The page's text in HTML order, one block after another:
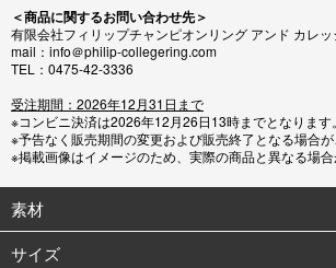
＜商品に関するお問い合わせ先＞
有限会社フィリップチャンピオンリング アンド カレ
mail：info＠philip-collegering.com
TEL：0475-42-3336
受注期間：2026年12月31日まで
※コンビニ決済は2026年12月26日13時までとなります。
※予告なく販売期間の変更および販売終了となる場合が
※掲載画像はイメージのため、実際の商品と異なる場合
素材
サイズ